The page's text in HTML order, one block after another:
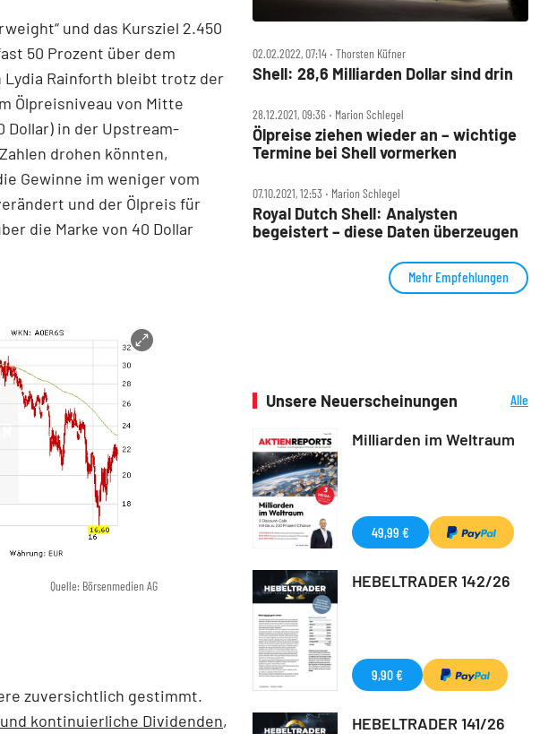
und das Kursziel 2.450
50 Prozent über dem
Lydia Rainforth bleibt trotz der
Ölpreisniveau von Mitte
Dollar) in der Upstream-
drohen könnten,
Gewinne im weniger vom
und der Ölpreis für
die Marke von 40 Dollar
Quelle: Börsenmedien AG
zuversichtlich gestimmt.
kontinuierliche Dividenden,
02.02.2022, 07:14 ‧ Thorsten Küfner
Shell: 28,6 Milliarden Dollar sind drin
28.12.2021, 09:36 ‧ Marion Schlegel
Ölpreise ziehen wieder an – wichtige
Termine bei Shell vormerken
07.10.2021, 12:53 ‧ Marion Schlegel
Royal Dutch Shell: Analysten
begeistert – diese Daten überzeugen
Mehr Empfehlungen
Unsere Neuerscheinungen
Alle
Milliarden im Weltraum
49,99 €
HEBELTRADER 142/26
9,90 €
HEBELTRADER 141/26